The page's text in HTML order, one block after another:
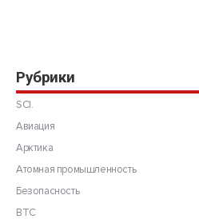
Рубрики
SCI.
Авиация
Арктика
Атомная промышленность
Безопасность
ВТС